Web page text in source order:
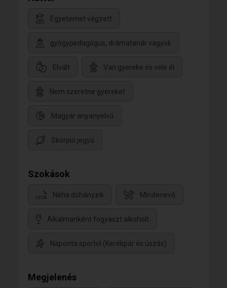
Egyetemet végzett
gyógypedagógus, drámatanár vagyok
Elvált Van gyereke és vele él
Nem szeretne gyereket
Magyar anyanyelvű
Skorpió jegyű
Szokások
Néha dohányzik Mindenevő
Alkalmanként fogyaszt alkoholt
Naponta sportol (Kerékpár és úszás)
Megjelenés